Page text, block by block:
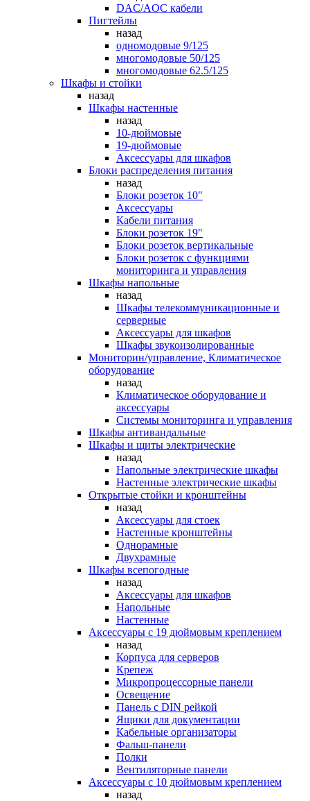
DAC/AOC кабели
Пигтейлы
назад
одномодовые 9/125
многомодовые 50/125
многомодовые 62.5/125
Шкафы и стойки
назад
Шкафы настенные
назад
10-дюймовые
19-дюймовые
Аксессуары для шкафов
Блоки распределения питания
назад
Блоки розеток 10"
Аксессуары
Кабели питания
Блоки розеток 19"
Блоки розеток вертикальные
Блоки розеток с функциями
мониторинга и управления
Шкафы напольные
назад
Шкафы телекоммуникационные и
серверные
Аксессуары для шкафов
Шкафы звукоизолированные
Мониторин/управление, Климатическое
оборудование
назад
Климатическое оборудование и
аксессуары
Системы мониторинга и управления
Шкафы антивандальные
Шкафы и щиты электрические
назад
Напольные электрические шкафы
Настенные электрические шкафы
Открытые стойки и кронштейны
назад
Аксессуары для стоек
Настенные кронштейны
Однорамные
Двухрамные
Шкафы всепогодные
назад
Аксессуары для шкафов
Напольные
Настенные
Аксессуары с 19 дюймовым креплением
назад
Корпуса для серверов
Крепеж
Микропроцессорные панели
Освещение
Панель с DIN рейкой
Ящики для документации
Кабельные организаторы
Фальш-панели
Полки
Вентиляторные панели
Аксессуары с 10 дюймовым креплением
назад